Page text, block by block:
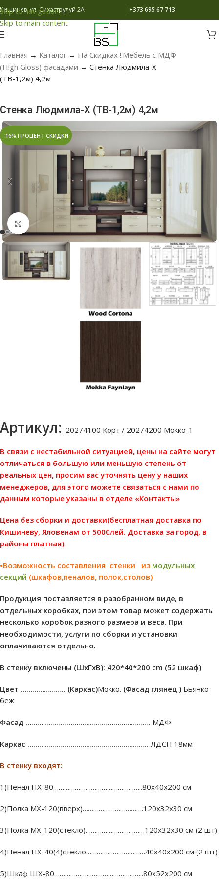
Skip to navigation
Skip to main content
Кишинев, ул. Сихаструлуй 2A +373 695 67 713
Главная → Каталог → На Скидках !.Мебель с МДФ
(High Gloss) фасадами → Стенка Людмила-Х
(ТВ-1,2м) 4,2м
Стенка Людмила-Х (ТВ-1,2м) 4,2м
-16%;ПРОЦЕНТ СКИДКИ
Нажмите, чтобы увеличить
Артикул: 20274100 Корт / 20274200 Мокко-1
В связи с нестабильной ситуацией, цены на сайте могут
отличаться в большую или меньшую степень от
реальных цен, просим вас уточнять цену у наших
менеджеров, для этого можете связаться с нами по
данным которые указаны в отделе «Контакты»
Цена без сборки и доставки(бесплатная доставка по
Кишиневу, Яловенам от 5000лей. Доставка за город, в
районы платная)
•Возможность составления стенки из модульных
секций (шкафов,пеналов, полок,столов)
Продукция поставляется в разобранном виде, в
отдельных коробках, при этом товар может содержать
несколько коробок разного размера и веса. При
необходимости, услуги по сборки и установки
оплачиваются отдельно.
В стенку включены (ШxГxВ): 420*40*200 cm (52 шкаф)
Цвет ………………….. (Каркас)Мокко. (Фасад глянец ) Бьянко-
беж
Фасад ………………………………………………………. МДФ
Каркас …………………………………………………….. ЛДСП 18мм
В стенку входят:
1)Пенал ПХ-80…………………………………………..80х40х200 см
2)Полка МХ-120(вверх)…………………………….120х32х30 см
3)Полка МХ-120(стекло)……………………………120х32х30 см (2 шт)
4)Пенал ПХ-40(4)стекло……………………………40х40х200 см (2 шт)
5)Шкаф ШХ-80…………………………………………..80х52х200 см